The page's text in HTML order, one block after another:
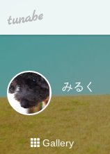
tuna.be
みるく
Gallery